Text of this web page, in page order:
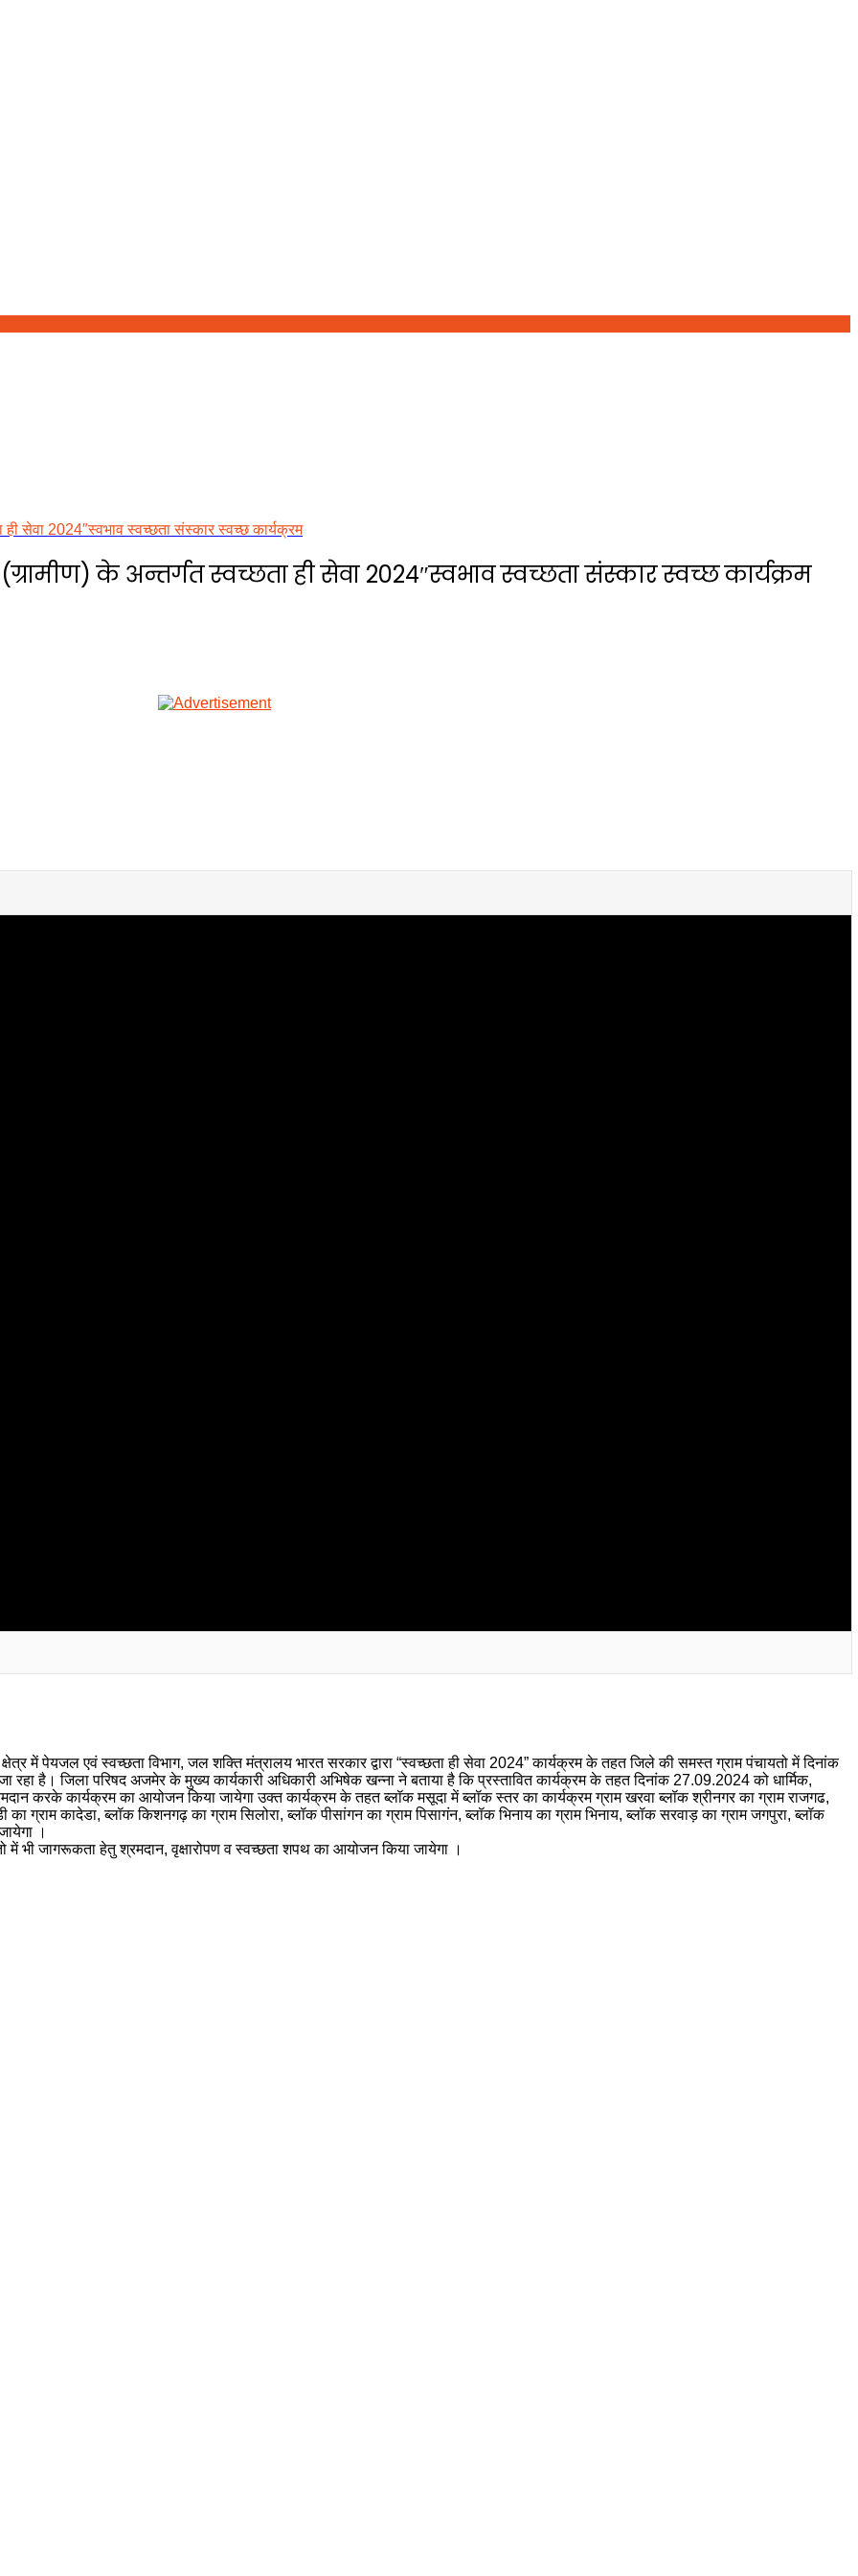
ही सेवा 2024″स्वभाव स्वच्छता संस्कार स्वच्छ कार्यक्रम
के अन्तर्गत स्वच्छता ही सेवा 2024″स्वभाव स्वच्छता संस्कार स्वच्छ कार्यक्रम
में पेयजल एवं स्वच्छता विभाग, जल शक्ति मंत्रालय भारत सरकार द्वारा “स्वच्छता ही सेवा 2024” कार्यक्रम के तहत जिले की समस्त ग्राम पंचायतो में दिनांक
रहा है। जिला परिषद अजमेर के मुख्य कार्यकारी अधिकारी अभिषेक खन्ना ने बताया है कि प्रस्तावित कार्यक्रम के तहत दिनांक 27.09.2024 को धार्मिक,
करके कार्यक्रम का आयोजन किया जायेगा उक्त कार्यक्रम के तहत ब्लॉक मसूदा में ब्लॉक स्तर का कार्यक्रम ग्राम खरवा ब्लॉक श्रीनगर का ग्राम राजगढ,
ग्राम कादेडा, ब्लॉक किशनगढ़ का ग्राम सिलोरा, ब्लॉक पीसांगन का ग्राम पिसागंन, ब्लॉक भिनाय का ग्राम भिनाय, ब्लॉक सरवाड़ का ग्राम जगपुरा, ब्लॉक
।
में भी जागरूकता हेतु श्रमदान, वृक्षारोपण व स्वच्छता शपथ का आयोजन किया जायेगा ।